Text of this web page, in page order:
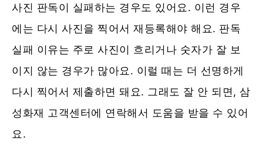
사진 판독이 실패하는 경우도 있어요. 이런 경우
에는 다시 사진을 찍어서 재등록해야 해요. 판독
실패 이유는 주로 사진이 흐리거나 숫자가 잘 보
이지 않는 경우가 많아요. 이럴 때는 더 선명하게
다시 찍어서 제출하면 돼요. 그래도 잘 안 되면, 삼
성화재 고객센터에 연락해서 도움을 받을 수 있어
요​.